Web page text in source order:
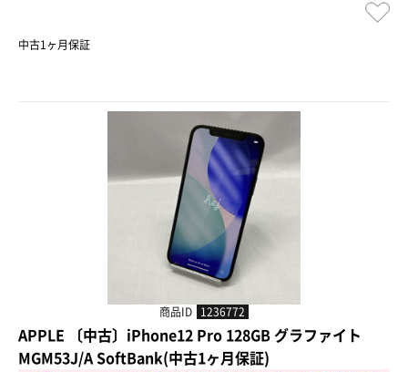
中古1ヶ月保証
商品ID 1236772
APPLE 〔中古〕iPhone12 Pro 128GB グラファイト
MGM53J/A SoftBank(中古1ヶ月保証)